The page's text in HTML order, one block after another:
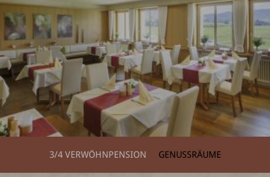
3/4 VERWÖHNPENSION GENUSSRÄUME